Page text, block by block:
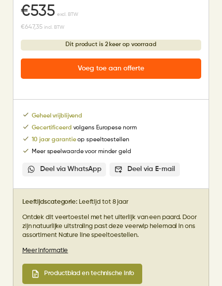
€535 excl. BTW
€647,35 incl. BTW
Dit product is 2 keer op voorraad
Voeg toe aan offerte
Geheel vrijblijvend
Gecertificeerd volgens Europese norm
10 jaar garantieop speeltoestellen
Meer speelwaarde voor minder geld
Deel via WhatsApp Deel via E-mail
Leeftijdscategorie:Leeftijd tot 8 jaar
Ontdek dit veertoestel met het uiterlijk van een paard. Door
zijn natuurlijke uitstraling past deze veerwip helemaal in ons
assortiment Nature line speeltoestellen.
Meer informatie
Productblad en technische info